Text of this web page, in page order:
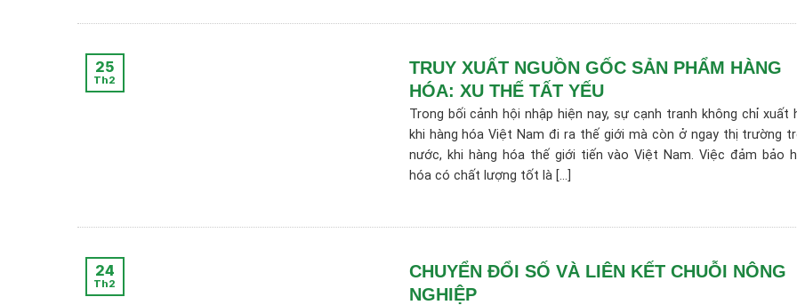
TRUY XUẤT NGUỒN GỐC SẢN PHẨM HÀNG
HÓA: XU THẾ TẤT YẾU
Trong bối cảnh hội nhập hiện nay, sự cạnh tranh không chỉ xuất
khi hàng hóa Việt Nam đi ra thế giới mà còn ở ngay thị trường
nước, khi hàng hóa thế giới tiến vào Việt Nam. Việc đảm bảo
hóa có chất lượng tốt là [...]
25
Th2
CHUYỂN ĐỔI SỐ VÀ LIÊN KẾT CHUỖI NÔNG
NGHIỆP
24
Th2